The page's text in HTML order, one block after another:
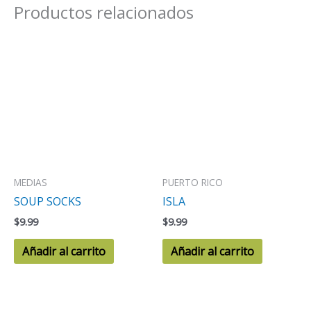
Productos relacionados
MEDIAS
SOUP SOCKS
$9.99
Añadir al carrito
PUERTO RICO
ISLA
$9.99
Añadir al carrito